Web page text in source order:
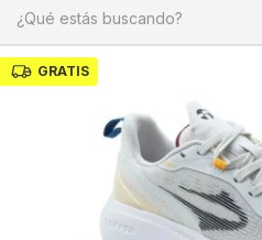
GRATIS